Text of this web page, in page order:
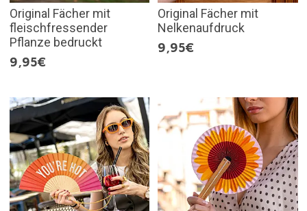
Original Fächer mit
fleischfressender
Pflanze bedruckt
9,95€
Original Fächer mit
Nelkenaufdruck
9,95€